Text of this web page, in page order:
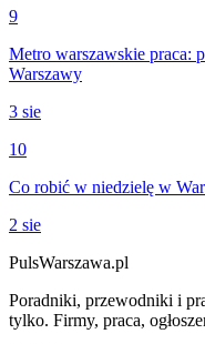
9
Metro warszawskie praca:
Warszawy
3 sie
10
Co robić w niedzielę w
2 sie
PulsWarszawa.pl
Poradniki, przewodniki i
tylko. Firmy, praca,